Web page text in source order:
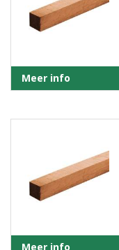
Meer info
Meer info